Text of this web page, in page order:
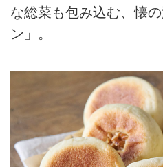
な総菜も包み込む、懐
ン」。